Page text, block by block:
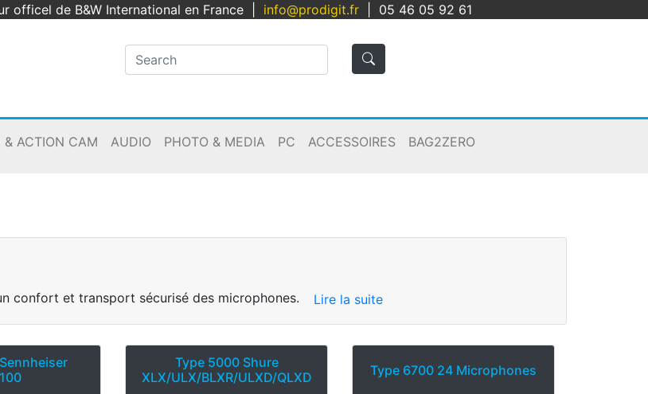
officel de B&W International en France| info@prodigit.fr| 05 46 05 92 61
Panier
& ACTION CAM AUDIO PHOTO & MEDIA PC ACCESSOIRES BAG2ZERO
confort et transport sécurisé des microphones. Lire la suite
Type 5000 Shure
XLX/ULX/BLXR/ULXD/QLXD
Type 6700 24 Microphones